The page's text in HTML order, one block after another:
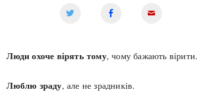
Культура і мистецтво
Особистості
Політика
Античні часи
Високе Середньовіччя
Люди охоче вірять тому, чому бажають вірити.
Люблю зраду, але не зрадників.